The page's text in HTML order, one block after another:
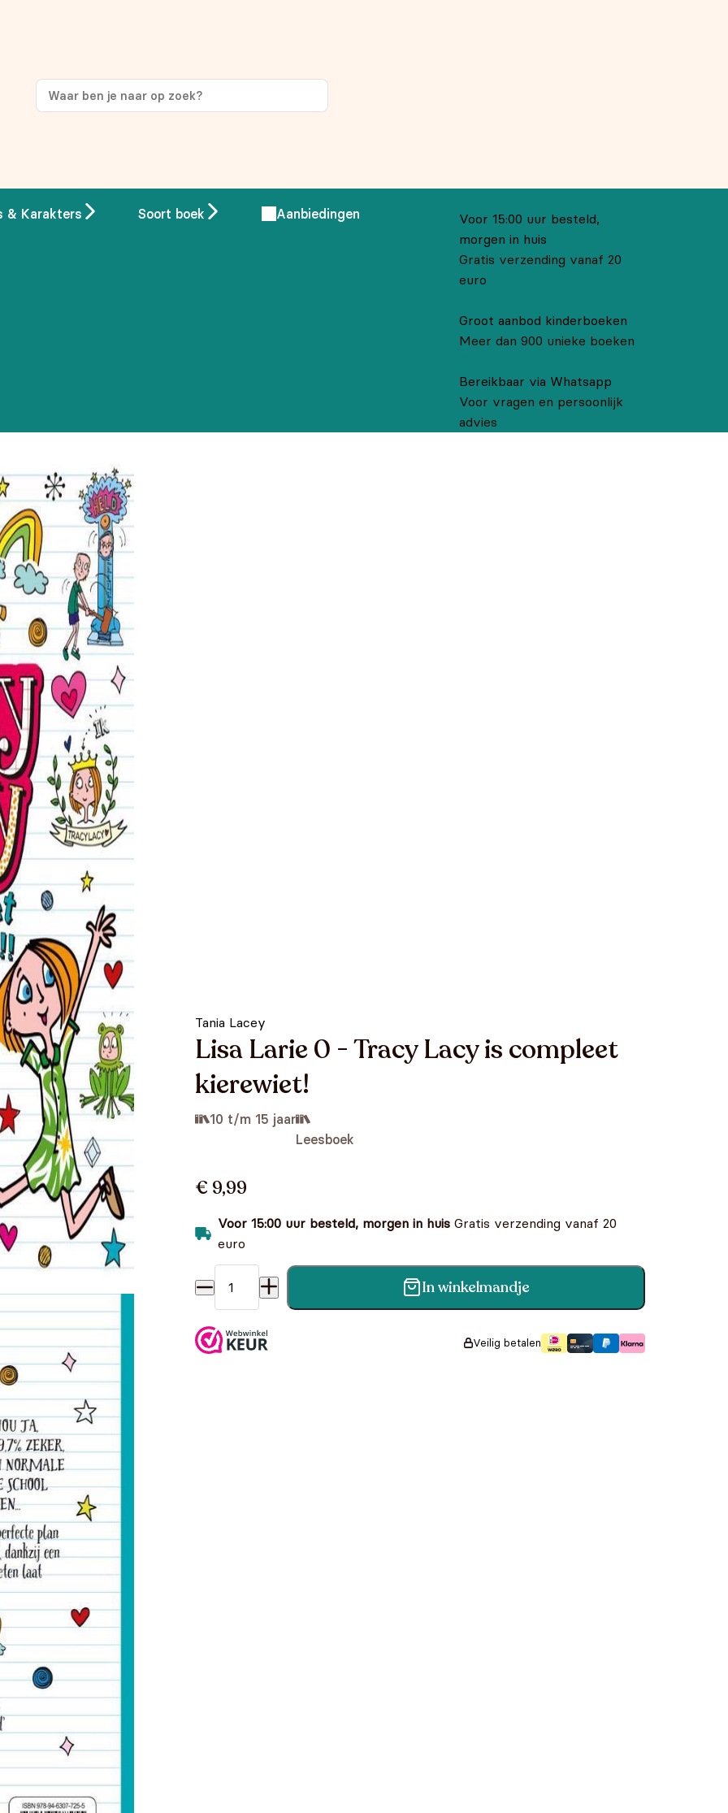
& Karakters Soort boek Aanbiedingen
Voor 15:00 uur besteld,
morgen in huis
Gratis verzending vanaf 20
euro
Groot aanbod kinderboeken
Meer dan 900 unieke boeken
Bereikbaar via Whatsapp
Voor vragen en persoonlijk
advies
Tania Lacey
Lisa Larie 0 - Tracy Lacy is compleet
kierewiet!
10 t/m 15 jaar
Leesboek
€ 9,99
Voor 15:00 uur besteld, morgen in huis Gratis verzending vanaf 20
euro
Lisa Larie 0 - Tracy Lacy is compleet kierewiet! aantal
In winkelmandje
Veilig betalen
op je eerste aankoop!